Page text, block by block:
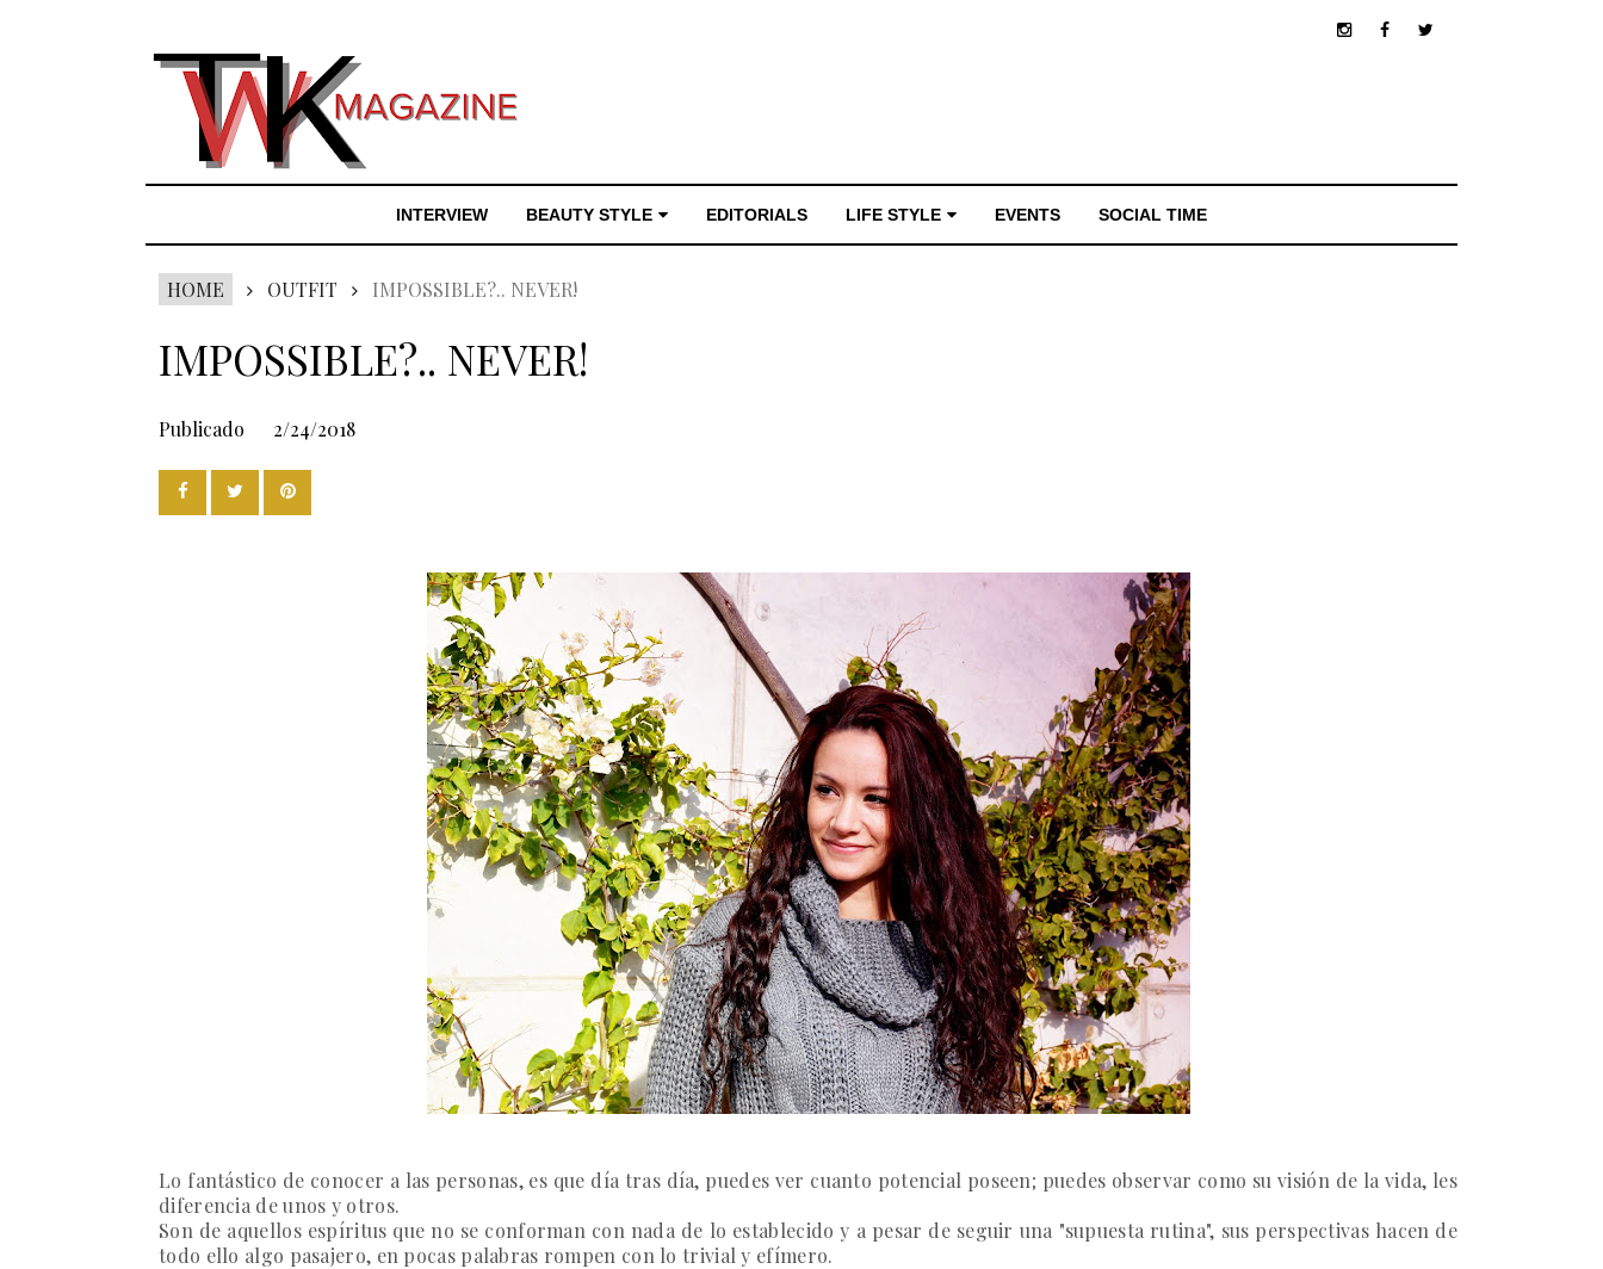
INTERVIEW BEAUTY STYLE EDITORIALS LIFE STYLE EVENTS SOCIAL TIME
HOME OUTFIT IMPOSSIBLE?.. NEVER!
IMPOSSIBLE?.. NEVER!
Publicado 2/24/2018
Lo fantástico de conocer a las personas, es que día tras día, puedes ver cuanto potencial poseen; puedes observar como su visión de la vida, les
diferencia de unos y otros.
Son de aquellos espíritus que no se conforman con nada de lo establecido y a pesar de seguir una "supuesta rutina", sus perspectivas hacen de
todo ello algo pasajero, en pocas palabras rompen con lo trivial y efímero.